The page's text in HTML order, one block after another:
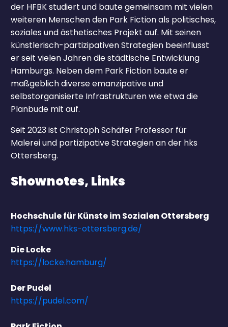
der HFBK studiert und baute gemeinsam mit vielen
weiteren Menschen den Park Fiction als politisches,
soziales und ästhetisches Projekt auf. Mit seinen
künstlerisch-partizipativen Strategien beeinflusst
er seit vielen Jahren die städtische Entwicklung
Hamburgs. Neben dem Park Fiction baute er
maßgeblich diverse emanzipative und
selbstorganisierte Infrastrukturen wie etwa die
Planbude mit auf.
Seit 2023 ist Christoph Schäfer Professor für
Malerei und partizipative Strategien an der hks
Ottersberg.
Shownotes, Links
Hochschule für Künste im Sozialen Ottersberg
https://www.hks-ottersberg.de/
Die Locke
https://locke.hamburg/
Der Pudel
https://pudel.com/